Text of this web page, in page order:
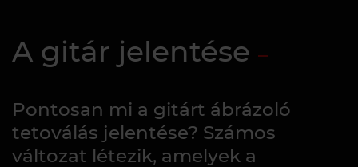
A gitár jelentése
Pontosan mi a gitárt ábrázoló
tetoválás jelentése? Számos
változat létezik, amelyek a